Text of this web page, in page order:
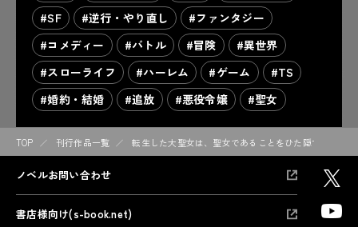
#SF
#逆行・やり直し
#ファンタジー
#コメディー
#バトル #冒険
#異世界
#スローライフ
#ハーレム #ゲーム
#TS
#婚約・結婚
#追放 #悪役令嬢 #聖女
TOP 刊行作品一覧 転生した大聖女は、聖女であることをひた隠す
ノベルお問い合わせ
書店様向け(s-book.net)